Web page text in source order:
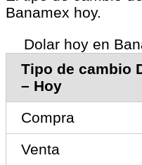
Banamex hoy.
Dolar hoy en
Tipo de cambio
– Hoy
Compra
Venta